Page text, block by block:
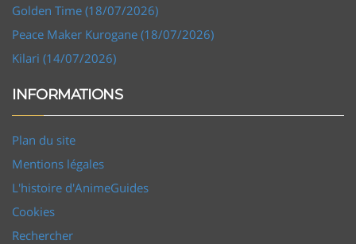
Golden Time (18/07/2026)
Peace Maker Kurogane (18/07/2026)
Kilari (14/07/2026)
INFORMATIONS
Plan du site
Mentions légales
L'histoire d'AnimeGuides
Cookies
Rechercher